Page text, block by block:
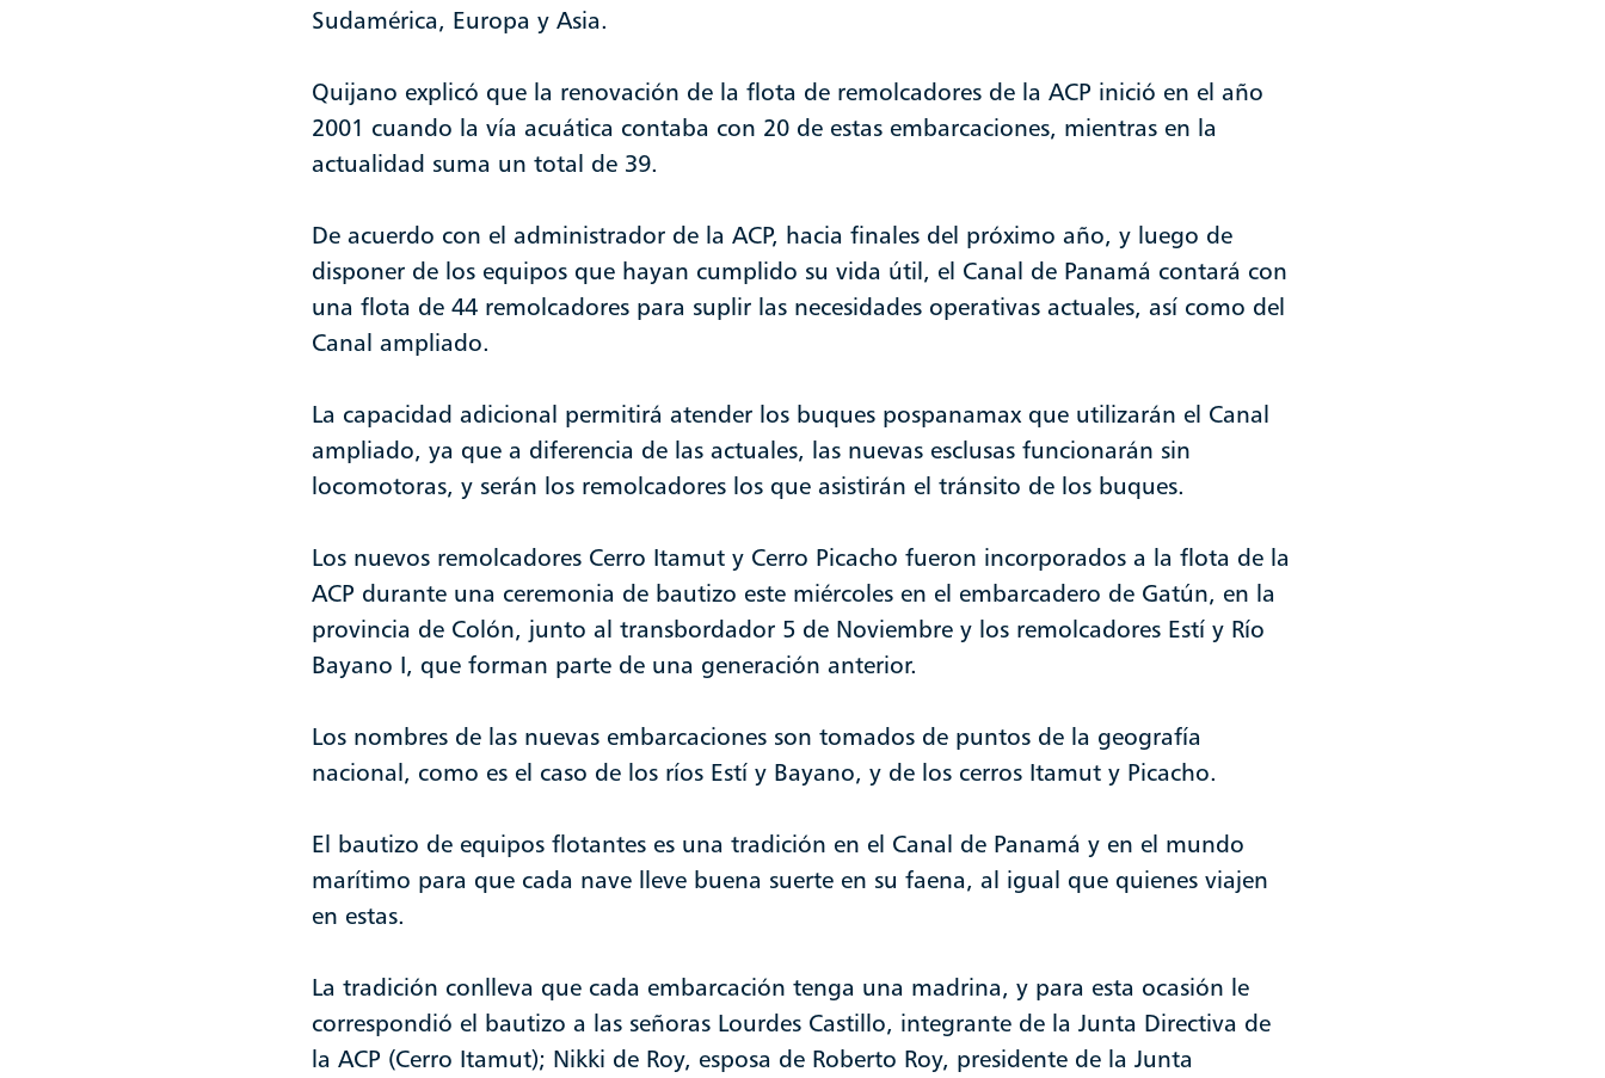
Sudamérica, Europa y Asia.
Quijano explicó que la renovación de la flota de remolcadores de la ACP inició en el año
2001 cuando la vía acuática contaba con 20 de estas embarcaciones, mientras en la
actualidad suma un total de 39.
De acuerdo con el administrador de la ACP, hacia finales del próximo año, y luego de
disponer de los equipos que hayan cumplido su vida útil, el Canal de Panamá contará con
una flota de 44 remolcadores para suplir las necesidades operativas actuales, así como del
Canal ampliado.
La capacidad adicional permitirá atender los buques pospanamax que utilizarán el Canal
ampliado, ya que a diferencia de las actuales, las nuevas esclusas funcionarán sin
locomotoras, y serán los remolcadores los que asistirán el tránsito de los buques.
Los nuevos remolcadores Cerro Itamut y Cerro Picacho fueron incorporados a la flota de la
ACP durante una ceremonia de bautizo este miércoles en el embarcadero de Gatún, en la
provincia de Colón, junto al transbordador 5 de Noviembre y los remolcadores Estí y Río
Bayano I, que forman parte de una generación anterior.
Los nombres de las nuevas embarcaciones son tomados de puntos de la geografía
nacional, como es el caso de los ríos Estí y Bayano, y de los cerros Itamut y Picacho.
El bautizo de equipos flotantes es una tradición en el Canal de Panamá y en el mundo
marítimo para que cada nave lleve buena suerte en su faena, al igual que quienes viajen
en estas.
La tradición conlleva que cada embarcación tenga una madrina, y para esta ocasión le
correspondió el bautizo a las señoras Lourdes Castillo, integrante de la Junta Directiva de
la ACP (Cerro Itamut); Nikki de Roy, esposa de Roberto Roy, presidente de la Junta